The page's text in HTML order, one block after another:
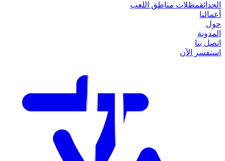
الحدائقمظلات مناطق اللعب
أعمالنا
حول
المدونة
اتصل بنا
استفسر الآن